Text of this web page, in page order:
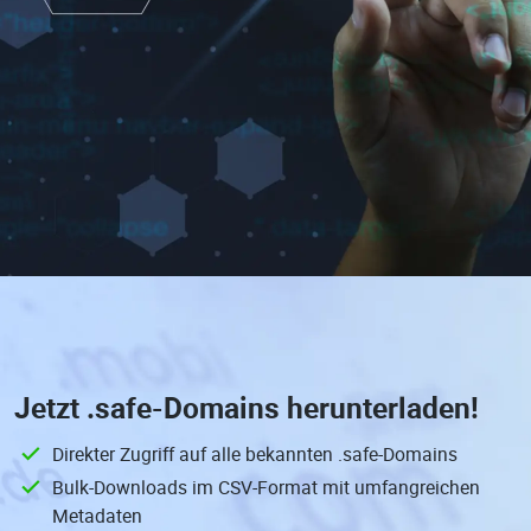
Jetzt .safe-Domains herunterladen!
Direkter Zugriff auf alle bekannten .safe-Domains
Bulk-Downloads im CSV-Format mit umfangreichen
Metadaten